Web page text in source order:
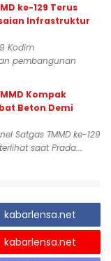
ke-129 Terus
Infrastruktur
Kodim
pembangunan
Kompak
Beton Demi
Satgas TMMD ke-129
saat Prada...
kabarlensa.net
kabarlensa.net